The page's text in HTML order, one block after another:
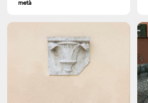
metà